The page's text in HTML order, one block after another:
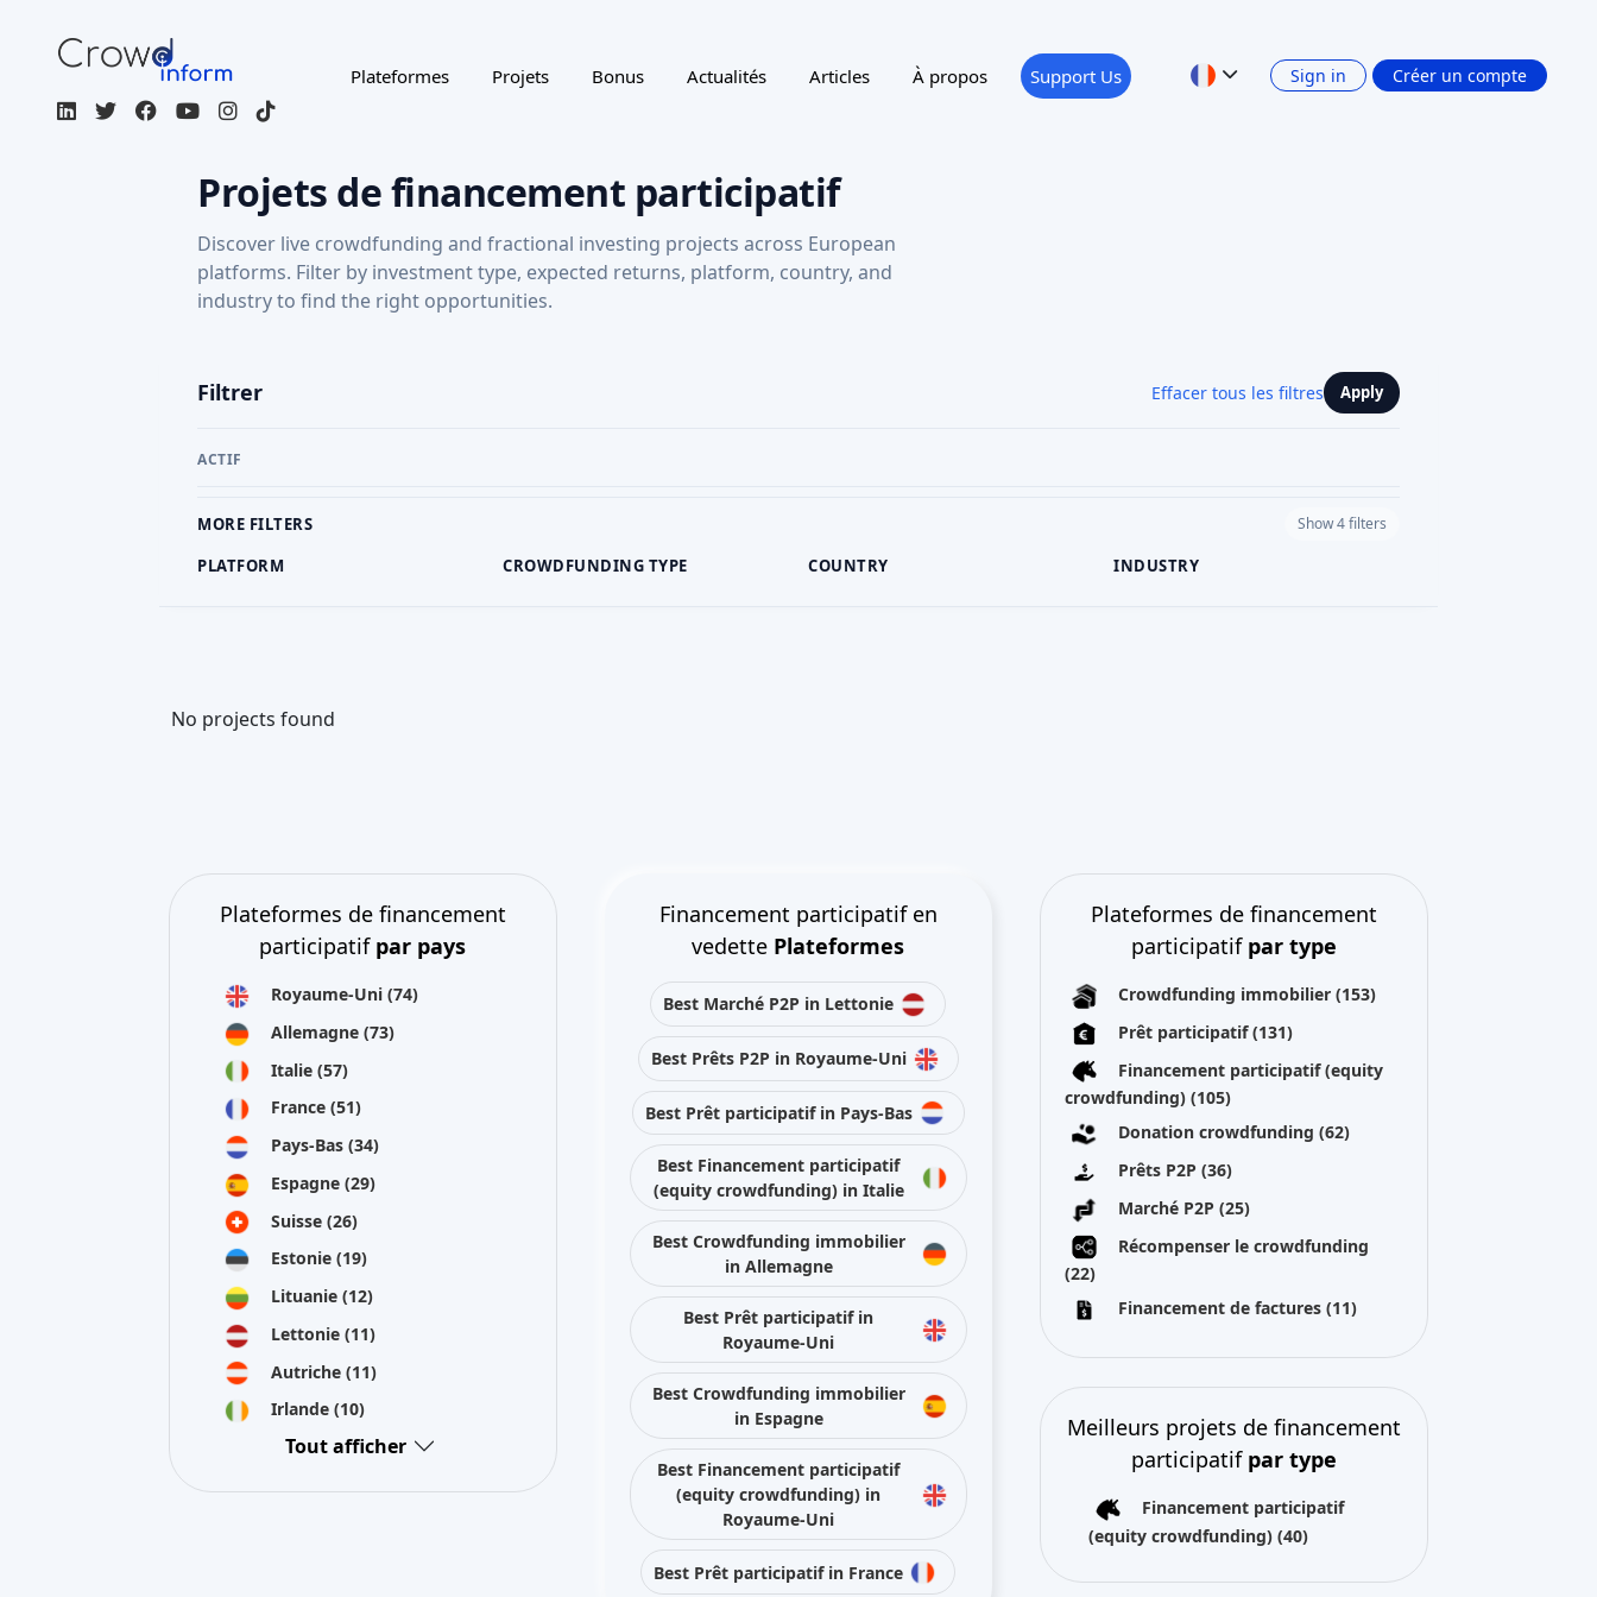
Plateformes Projets Bonus Actualités Articles À propos Support Us Sign in Créer un compte
Projets de financement participatif
Discover live crowdfunding and fractional investing projects across European
platforms. Filter by investment type, expected returns, platform, country, and
industry to find the right opportunities.
Filtrer Effacer tous les filtres Apply
ACTIF
MORE FILTERS Show 4 filters
PLATFORM CROWDFUNDING TYPE COUNTRY INDUSTRY
No projects found
Plateformes de financement
participatif par pays
Royaume-Uni (74)
Allemagne (73)
Italie (57)
France (51)
Pays-Bas (34)
Espagne (29)
Suisse (26)
Estonie (19)
Lituanie (12)
Lettonie (11)
Autriche (11)
Irlande (10)
Tout afficher
Financement participatif en
vedette Plateformes
Best Marché P2P in Lettonie
Best Prêts P2P in Royaume-Uni
Best Prêt participatif in Pays-Bas
Best Financement participatif
(equity crowdfunding) in Italie
Best Crowdfunding immobilier
in Allemagne
Best Prêt participatif in
Royaume-Uni
Best Crowdfunding immobilier
in Espagne
Best Financement participatif
(equity crowdfunding) in
Royaume-Uni
Best Prêt participatif in France
Plateformes de financement
participatif par type
Crowdfunding immobilier(153)
Prêt participatif(131)
Financement participatif (equity
crowdfunding)(105)
Donation crowdfunding(62)
Prêts P2P(36)
Marché P2P(25)
Récompenser le crowdfunding
(22)
Financement de factures(11)
Meilleurs projets de financement
participatif par type
Financement participatif
(equity crowdfunding)(40)